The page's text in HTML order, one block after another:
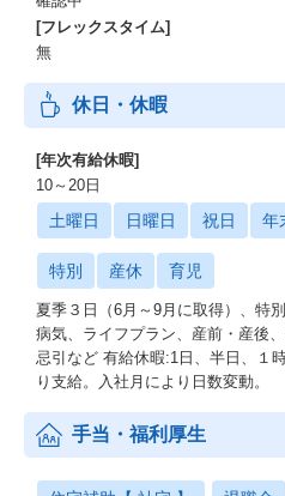
[フレックスタイム]
無
休日・休暇
[年次有給休暇]
10～20日
土曜日 日曜日 祝日 年
特別 産休 育児
夏季３日（6月～9月に取得）、特
病気、ライフプラン、産前・産後
忌引など 有給休暇:1日、半日、１
り支給。入社月により日数変動。
手当・福利厚生